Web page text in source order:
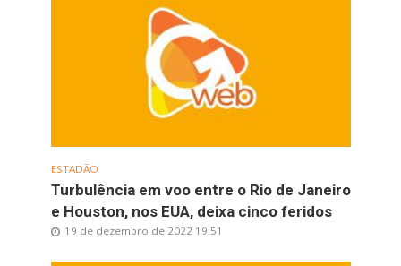
ESTADÃO
Turbulência em voo entre o Rio de Janeiro
e Houston, nos EUA, deixa cinco feridos
19 de dezembro de 2022 19:51